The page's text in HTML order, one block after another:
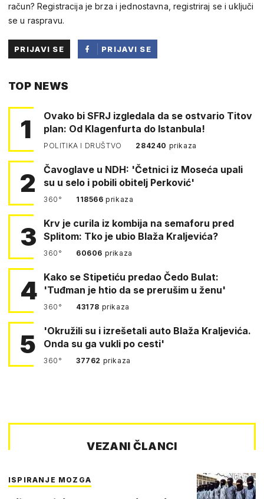
račun? Registracija je brza i jednostavna, registriraj se i uključi
se u raspravu.
PRIJAVI SE
PRIJAVI SE
TOP NEWS
1
Ovako bi SFRJ izgledala da se ostvario Titov
plan: Od Klagenfurta do Istanbula!
POLITIKA I DRUŠTVO 284240 prikaza
2
Čavoglave u NDH: 'Četnici iz Moseća upali
su u selo i pobili obitelj Perković'
360° 118566prikaza
3
Krv je curila iz kombija na semaforu pred
Splitom: Tko je ubio Blaža Kraljevića?
360° 60606 prikaza
4 Kako se Stipetiću predao Čedo Bulat:
'Tuđman je htio da se prerušim u ženu'
360° 43178 prikaza
5
'Okružili su i izrešetali auto Blaža Kraljevića.
Onda su ga vukli po cesti'
360° 37762 prikaza
VEZANI ČLANCI
ISPIRANJE MOZGA